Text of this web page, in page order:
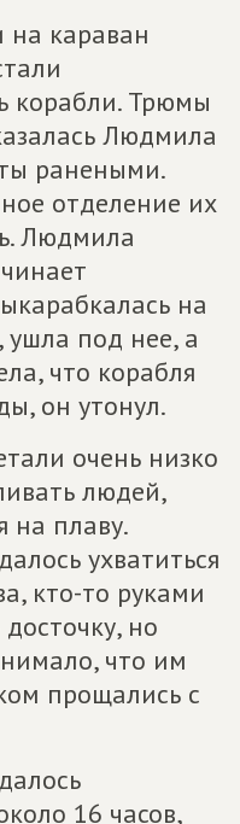
на караван
корабли. Трюмы
Людмила
ранеными.
отделение их
Людмила
на
ушла под нее, а
что корабля
он утонул.
очень низко
людей,
на плаву.
ухватиться
кто-то руками
но
что им
прощались с
16 часов,